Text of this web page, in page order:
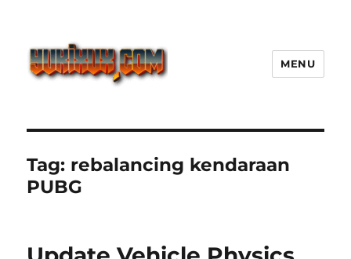
Paling Seru dengan Dunia Luas
MENU
Tag: rebalancing kendaraan
PUBG